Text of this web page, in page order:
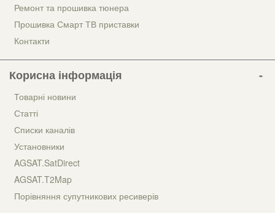
Ремонт та прошивка тюнера
Прошивка Смарт ТВ приставки
Контакти
Корисна інформація
Товарні новини
Статті
Списки каналів
Установники
AGSAT.SatDirect
AGSAT.T2Map
Порівняння супутникових ресиверів